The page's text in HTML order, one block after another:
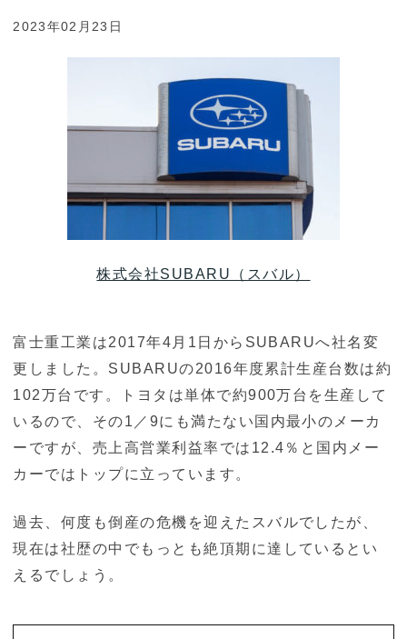
2023年02月23日
株式会社SUBARU（スバル）
富士重工業は2017年4月1日からSUBARUへ社名変
更しました。SUBARUの2016年度累計生産台数は約
102万台です。トヨタは単体で約900万台を生産して
いるので、その1／9にも満たない国内最小のメーカ
ーですが、売上高営業利益率では12.4％と国内メー
カーではトップに立っています。
過去、何度も倒産の危機を迎えたスバルでしたが、
現在は社歴の中でもっとも絶頂期に達しているとい
えるでしょう。